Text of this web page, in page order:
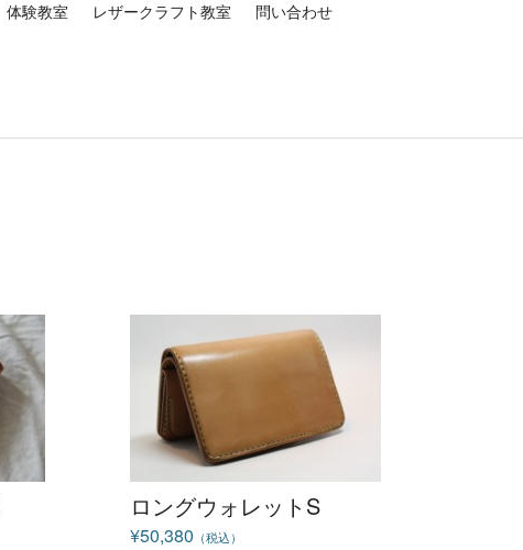
体験教室 レザークラフト教室 問い合わせ
ロングウォレットS
¥50,380 （税込）